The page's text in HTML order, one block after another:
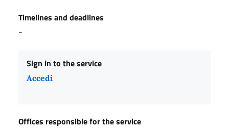
Timelines and deadlines
-
Sign in to the service
Accedi
Offices responsible for the service